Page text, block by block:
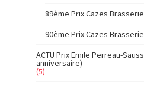
89ème Prix Cazes
90ème Prix Cazes
ACTU Prix Emile Perreau-
anniversaire)
(5)